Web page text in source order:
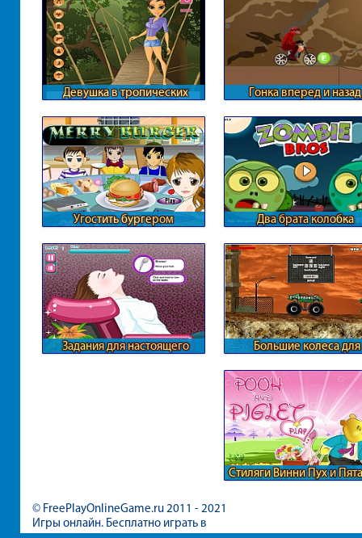
Девушка в тропических
Гонка вперед и назад
Угостить бургером Два брата колобка
Задания для настоящего
Большие колеса для
Стиляги Винни Пух и
© FreePlayOnlineGame.ru 2011 - 2021
Игры онлайн. Бесплатно играть в